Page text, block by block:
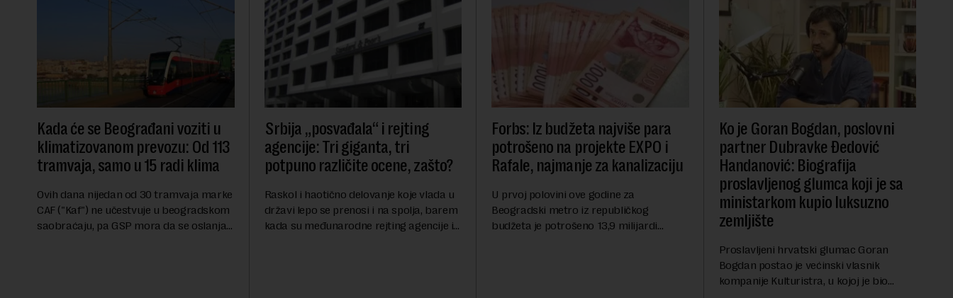
Kada će se Beograđani voziti u
klimatizovanom prevozu: Od 113
tramvaja, samo u 15 radi klima
Ovih dana nijedan od 30 tramvaja marke
CAF ("Kaf") ne učestvuje u beogradskom
saobraćaju, pa GSP mora da se oslanja
Srbija „posvađala“ i rejting
agencije: Tri giganta, tri
potpuno različite ocene, zašto?
Raskol i haotično delovanje koje vlada u
državi lepo se prenosi i na spolja, barem
kada su međunarodne rejting agencije i
Forbs: Iz budžeta najviše para
potrošeno na projekte EXPO i
Rafale, najmanje za kanalizaciju
U prvoj polovini ove godine za
Beogradski metro iz republičkog
budžeta je potrošeno 13,9 milijardi
Ko je Goran Bogdan, poslovni
partner Dubravke Đedović
Handanović: Biografija
proslavljenog glumca koji je sa
ministarkom kupio luksuzno
zemljište
Proslavljeni hrvatski glumac Goran
Bogdan postao je većinski vlasnik
kompanije Kulturistra, u kojoj je bio